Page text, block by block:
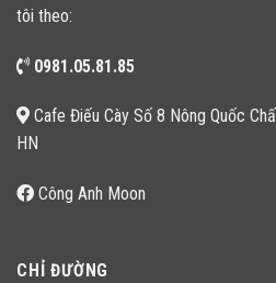
tôi theo:
0981.05.81.85
Cafe Điếu Cày Số 8 Nông Quốc
HN
Công Anh Moon
CHỈ ĐƯỜNG